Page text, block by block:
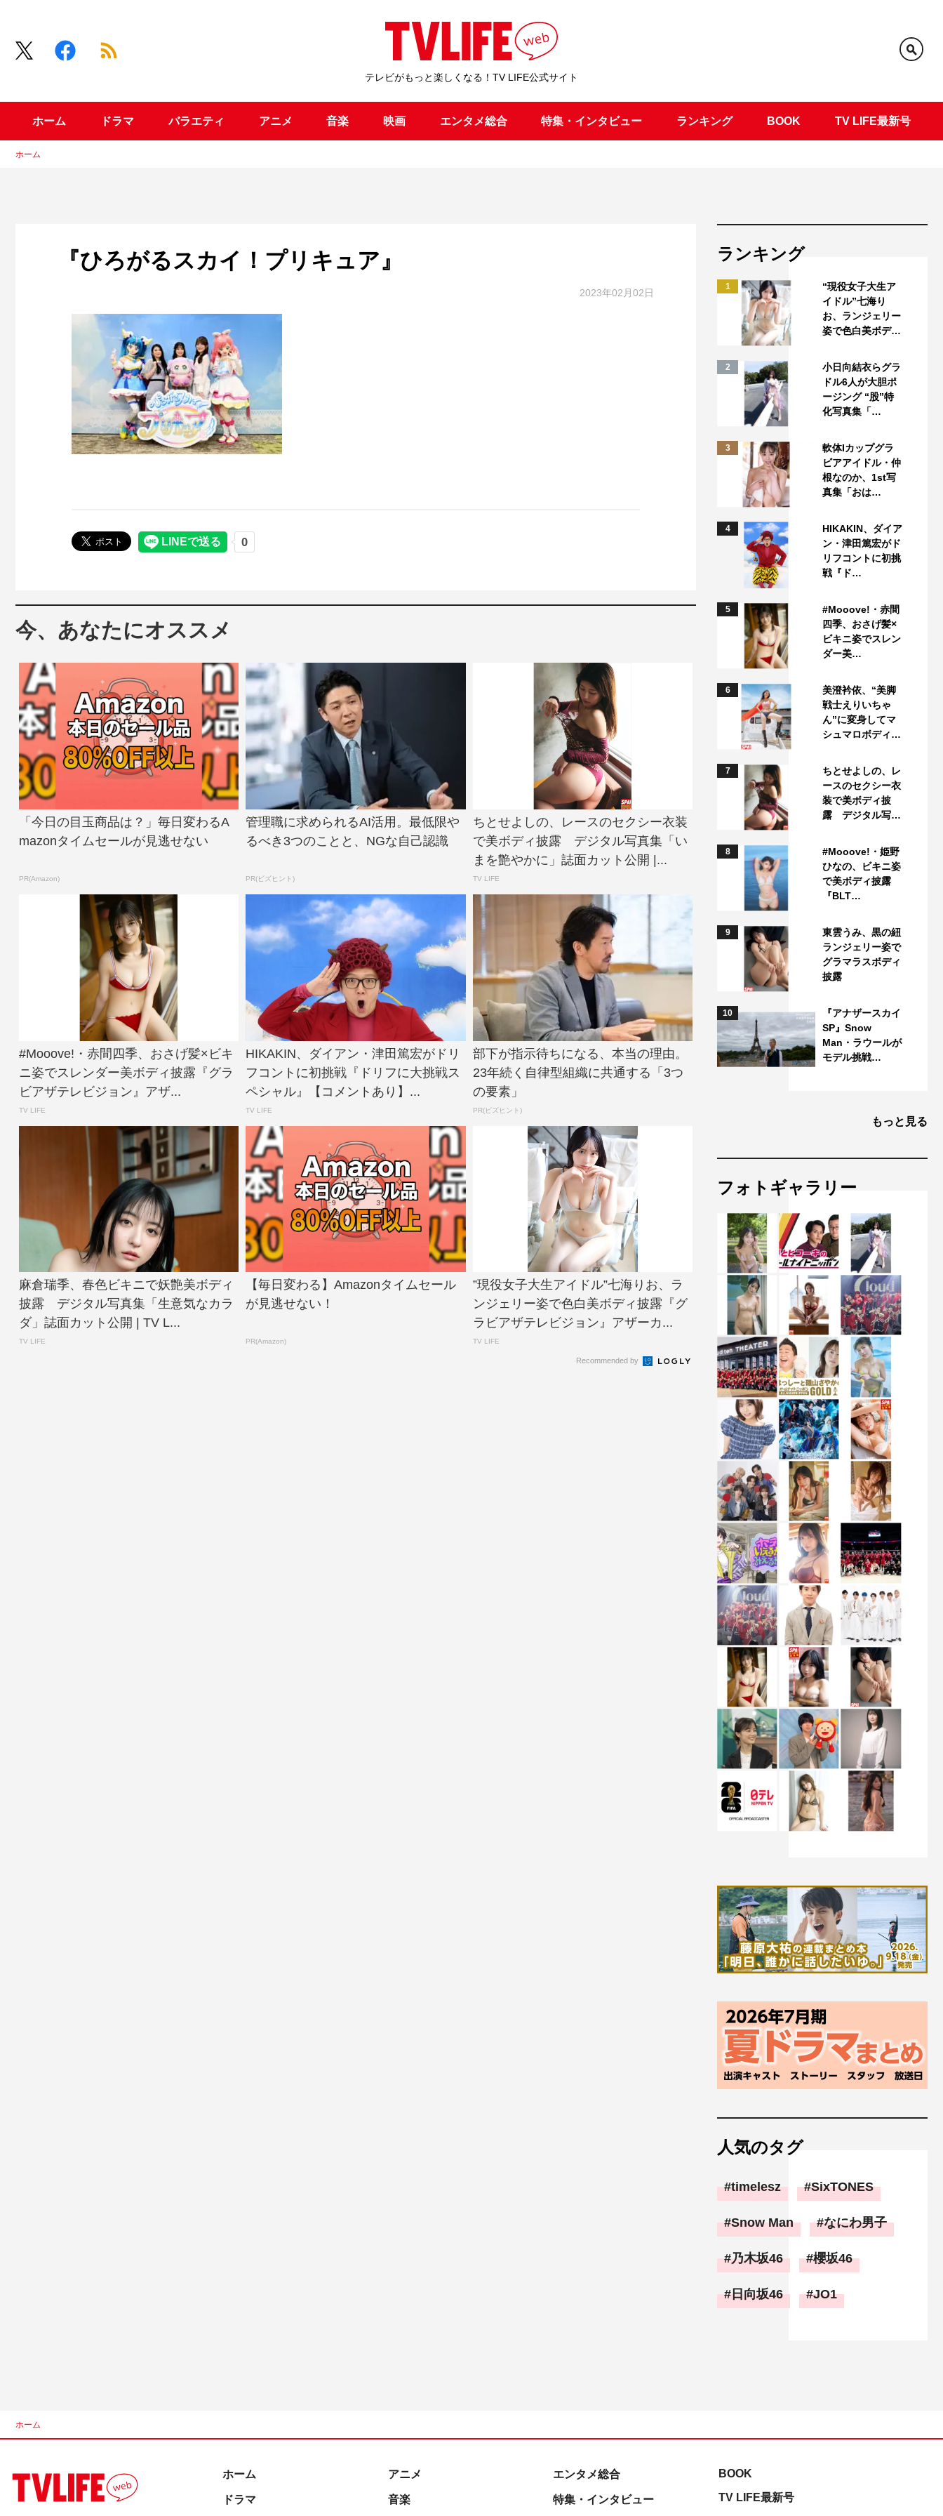
テレビがもっと楽しくなる！TV LIFE公式サイト
ホーム ドラマ バラエティ アニメ 音楽 映画 エンタメ総合 特集・インタビュー ランキング BOOK TV LIFE最新号
ホーム
『ひろがるスカイ！プリキュア』
2023年02月02日
今、あなたにオススメ
「今日の目玉商品は？」毎日変わるA
mazonタイムセールが見逃せない
PR(Amazon)
管理職に求められるAI活用。最低限や
るべき3つのことと、NGな自己認識
PR(ビズヒント)
ちとせよしの、レースのセクシー衣装
で美ボディ披露 デジタル写真集「い
まを艶やかに」誌面カット公開 |...
TV LIFE
#Mooove!・赤間四季、おさげ髪×ビキ
ニ姿でスレンダー美ボディ披露『グラ
ビアザテレビジョン』アザ...
TV LIFE
HIKAKIN、ダイアン・津田篤宏がドリ
フコントに初挑戦『ドリフに大挑戦ス
ペシャル』【コメントあり】...
TV LIFE
部下が指示待ちになる、本当の理由。
23年続く自律型組織に共通する「3つ
の要素」
PR(ビズヒント)
麻倉瑞季、春色ビキニで妖艶美ボディ
披露 デジタル写真集「生意気なカラ
ダ」誌面カット公開 | TV L...
TV LIFE
【毎日変わる】Amazonタイムセール
が見逃せない！
PR(Amazon)
”現役女子大生アイドル”七海りお、ラ
ンジェリー姿で色白美ボディ披露『グ
ラビアザテレビジョン』アザーカ...
TV LIFE
Recommended by
ランキング
1
“現役女子大生ア
イドル”七海り
お、ランジェリー
姿で色白美ボデ…
2
小日向結衣らグラ
ドル6人が大胆ポ
ージング “股”特
化写真集「…
3
軟体Iカップグラ
ビアアイドル・仲
根なのか、1st写
真集「おは…
4
HIKAKIN、ダイア
ン・津田篤宏がド
リフコントに初挑
戦『ド…
5
#Mooove!・赤間
四季、おさげ髪×
ビキニ姿でスレン
ダー美…
6
美澄衿依、“美脚
戦士えりいちゃ
ん”に変身してマ
シュマロボディ…
7
ちとせよしの、レ
ースのセクシー衣
装で美ボディ披
露 デジタル写…
8
#Mooove!・姫野
ひなの、ビキニ姿
で美ボディ披露
『BLT…
9
東雲うみ、黒の紐
ランジェリー姿で
グラマラスボディ
披露
10
『アナザースカイ
SP』Snow
Man・ラウールが
モデル挑戦…
もっと見る
フォトギャラリー
人気のタグ
timelesz SixTONES
Snow Man なにわ男子
乃木坂46 櫻坂46
日向坂46 JO1
ホーム
ホーム
ドラマ
アニメ
音楽
エンタメ総合
特集・インタビュー
BOOK
TV LIFE最新号